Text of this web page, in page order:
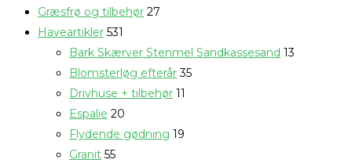
Græsfrø og tilbehør 27
Haveartikler 531
Bark Skærver Stenmel Sandkassesand 13
Blomsterløg efterår 35
Drivhuse + tilbehør 11
Espalie 20
Flydende gødning 19
Granit 55